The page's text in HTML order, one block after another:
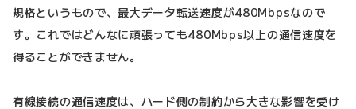
規格というもので、最大データ転送速度が480Mbpsなので
す。これではどんなに頑張っても480Mbps以上の通信速度を
得ることができません。
有線接続の通信速度は、ハード側の制約から大きな影響を受け